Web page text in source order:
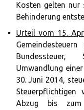
Kosten gelten nur
Behinderung
Urteil vom 15.
Umwandlung
30. Juni 2014,
Abzug bis